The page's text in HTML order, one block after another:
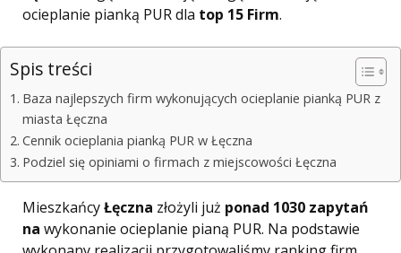
ocieplanie pianką PUR dla top 15 Firm.
Spis treści
Baza najlepszych firm wykonujących ocieplanie pianką PUR z
miasta Łęczna
Cennik ocieplania pianką PUR w Łęczna
Podziel się opiniami o firmach z miejscowości Łęczna
MieszkańcyŁęczna złożyli już ponad 1030 zapytań
na wykonanie ocieplanie pianą PUR. Na podstawie